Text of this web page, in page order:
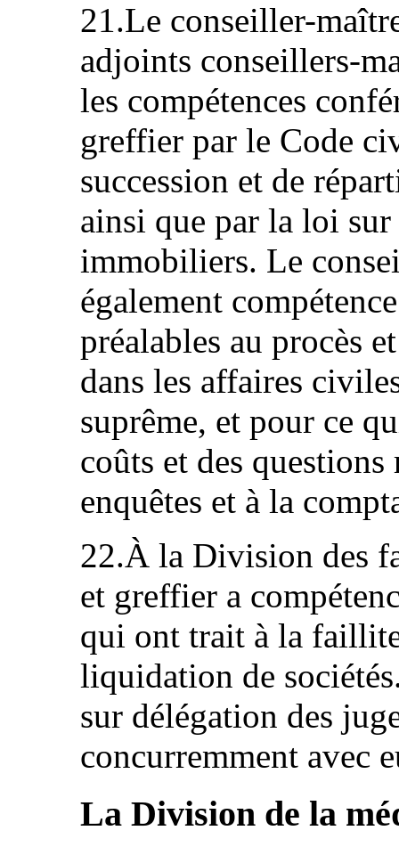
21.Le conseiller-
adjoints conseillers-
les compétences
greffier par le Code
succession et de
ainsi que par la loi
immobiliers. Le
également
préalables au procès
dans les affaires
suprême, et pour ce
coûts et des
enquêtes et à la
22.À la Division des
et greffier a
qui ont trait à la
liquidation de
sur délégation des
concurremment avec
La Division de la